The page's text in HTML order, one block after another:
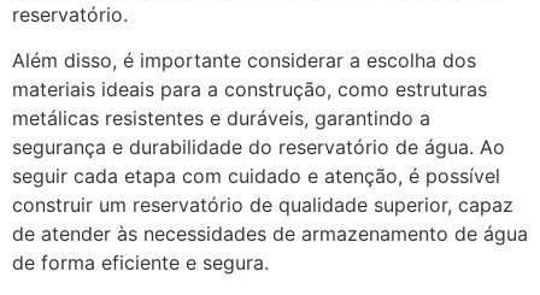
reservatório.
Além disso, é importante considerar a escolha dos
materiais ideais para a construção, como estruturas
metálicas resistentes e duráveis, garantindo a
segurança e durabilidade do reservatório de água. Ao
seguir cada etapa com cuidado e atenção, é possível
construir um reservatório de qualidade superior, capaz
de atender às necessidades de armazenamento de água
de forma eficiente e segura.